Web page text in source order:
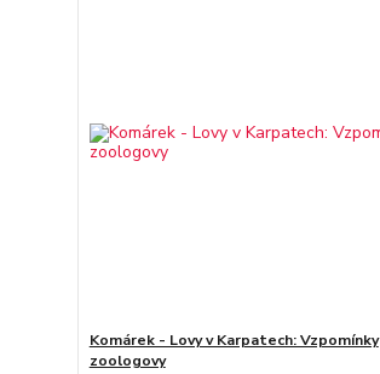
Komárek - Lovy v Karpatech: Vzpomínky
zoologovy